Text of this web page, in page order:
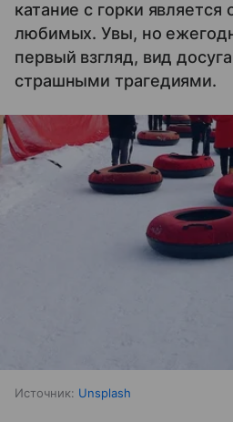
катание с горки
любимых. Увы, но
первый взгляд, вид
страшными трагедиями.
Источник: Unsplash